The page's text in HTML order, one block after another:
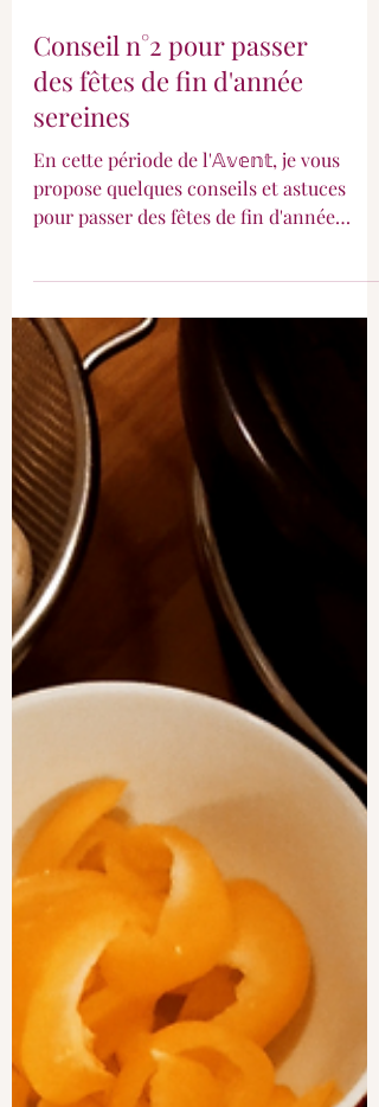
des fêtes de fin d'année
sereines
En cette période de l'𝔸𝕧𝕖𝕟𝕥, je vous
propose quelques conseils et astuces
pour passer des fêtes de fin d'année
sereinement ! 🙏